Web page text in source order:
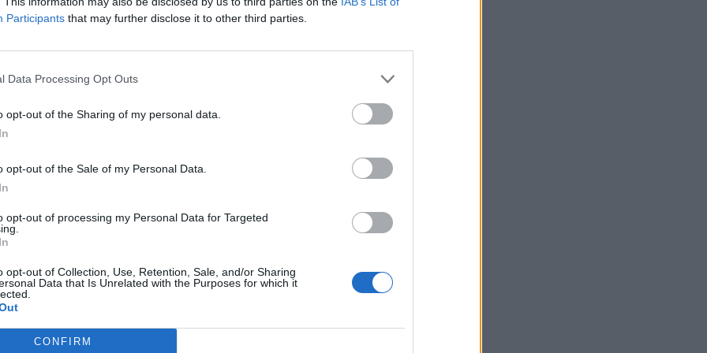
Participants that may further disclose it to other third parties.
Data Processing Opt Outs
opt-out of the Sharing of my personal data.
opt-out of the Sale of my Personal Data.
opt-out of processing my Personal Data for Targeted
opt-out of Collection, Use, Retention, Sale, and/or Sharing
Data that Is Unrelated with the Purposes for which it
CONFIRM
próbálja megoldani a kommunális szeméttárolás problémáját - véli Illés
portfolio.hu hírarchívumához tartozik, melynek olvasása előfizetéses
tartalmazza:
elmúlt 2 év napon belüli
Előfizetés
VAGY? BEJELENTKEZÉS